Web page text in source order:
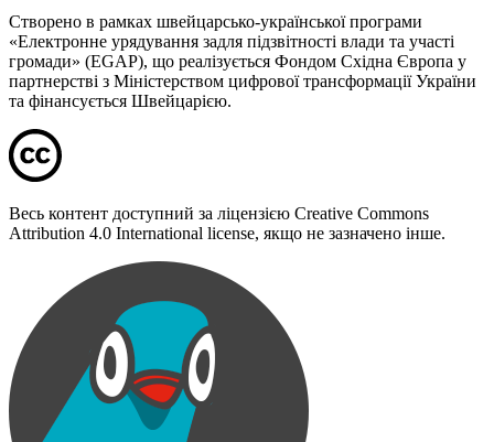
Створено в рамках швейцарсько-української програми
«Електронне урядування задля підзвітності влади та участі
громади» (EGAP), що реалізується Фондом Східна Європа у
партнерстві з Міністерством цифрової трансформації України
та фінансується Швейцарією.
Весь контент доступний за ліцензією Creative Commons
Attribution 4.0 International license, якщо не зазначено інше.